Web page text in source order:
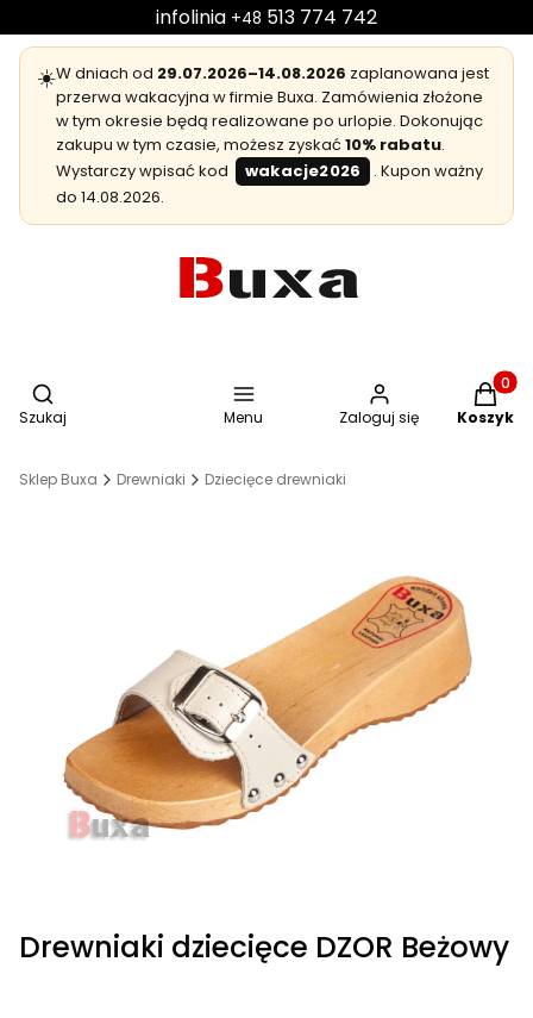
infolinia +48 513 774 742
☀️W dniach od 29.07.2026–14.08.2026 zaplanowana jest
przerwa wakacyjna w firmie Buxa. Zamówienia złożone
w tym okresie będą realizowane po urlopie. Dokonując
zakupu w tym czasie, możesz zyskać 10% rabatu.
Wystarczy wpisać kod
wakacje2026
. Kupon ważny
do 14.08.2026.
Otwórz wyszukiwarkę
Szukaj Menu Zaloguj się Koszyk
Sklep Buxa Drewniaki Dziecięce drewniaki
Drewniaki dziecięce DZOR Beżowy